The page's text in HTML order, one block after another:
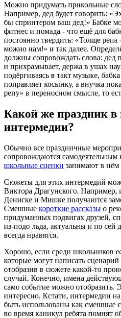
Можно придумать прикольные
Например, дед будет говорить:
бы спринтером ваш дед!» Бабке
фитнес и помада - что ещё для
постоянно твердить: «Толще репа
можно нам!» и так далее.
должны сопровождать слова: дед
и прихрамывает, держа в ушах
подёргиваясь в такт музыке,
поправляет косынку, а внучка
репу» в переносном смысле, то
Какой же праздник в
интермедии?
Обычно все праздничные
сопровождаются
школьные сценки занимают в нём
Сюжеты для этих интермедий
Виктора Драгунского. Например,
Дениске и Мишке получаются
Смешные короткие рассказы о
придуманных подвигах друзей,
из-подо льда, актуальны и по сей
всегда нравятся.
Хорошо, если среди школьников
которые могут написать
отобразив в сюжете какой-то
случай. Конечно, имена
само событие можно отобразить.
интересно. Кстати, интермедии
быть использованы как смешные
во время каникул ребята помнят